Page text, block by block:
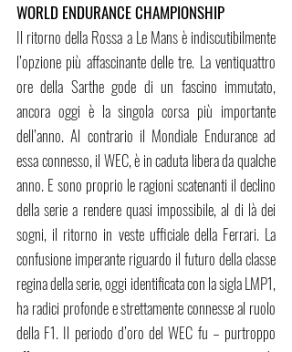
WORLD ENDURANCE CHAMPIONSHIP
Il ritorno della Rossa a Le Mans è indiscutibilmente
l’opzione più affascinante delle tre. La ventiquattro
ore della Sarthe gode di un fascino immutato,
ancora oggi è la singola corsa più importante
dell’anno. Al contrario il Mondiale Endurance ad
essa connesso, il WEC, è in caduta libera da qualche
anno. E sono proprio le ragioni scatenanti il declino
della serie a rendere quasi impossibile, al di là dei
sogni, il ritorno in veste ufficiale della Ferrari. La
confusione imperante riguardo il futuro della classe
regina della serie, oggi identificata con la sigla LMP1,
ha radici profonde e strettamente connesse al ruolo
della F1. Il periodo d’oro del WEC fu – purtroppo